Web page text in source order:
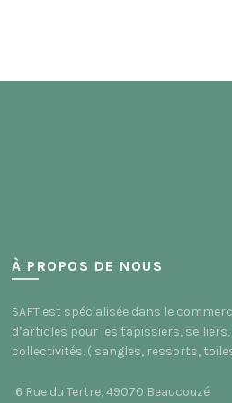
À PROPOS DE NOUS
SAFT est spécialisée dans le
d’articles pour les tapissiers,
collectivités. ( sangles, ressorts,
6 Rue du Tertre, 49070 Beaucouzé